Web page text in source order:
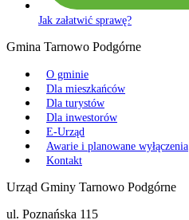
Jak załatwić sprawę?
Gmina Tarnowo Podgórne
O gminie
Dla mieszkańców
Dla turystów
Dla inwestorów
E-Urząd
Awarie i planowane wyłączenia
Kontakt
Urząd Gminy Tarnowo Podgórne
ul. Poznańska 115